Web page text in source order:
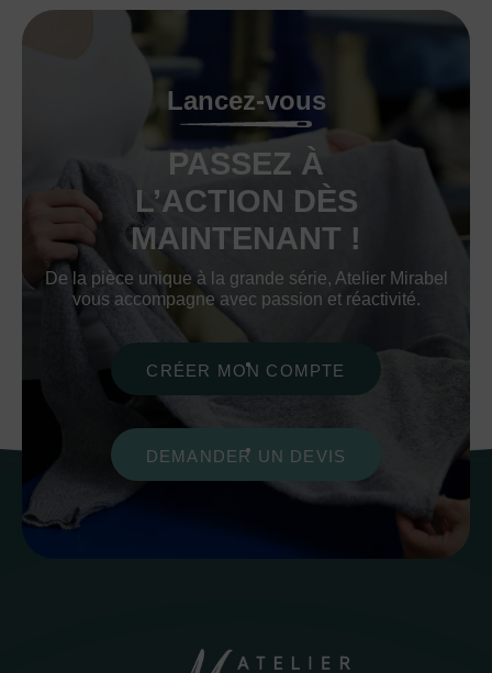
Lancez-vous
PASSEZ À
L’ACTION DÈS
MAINTENANT !
De la pièce unique à la grande série, Atelier Mirabel
vous accompagne avec passion et réactivité.
CRÉER MON COMPTE
DEMANDER UN DEVIS